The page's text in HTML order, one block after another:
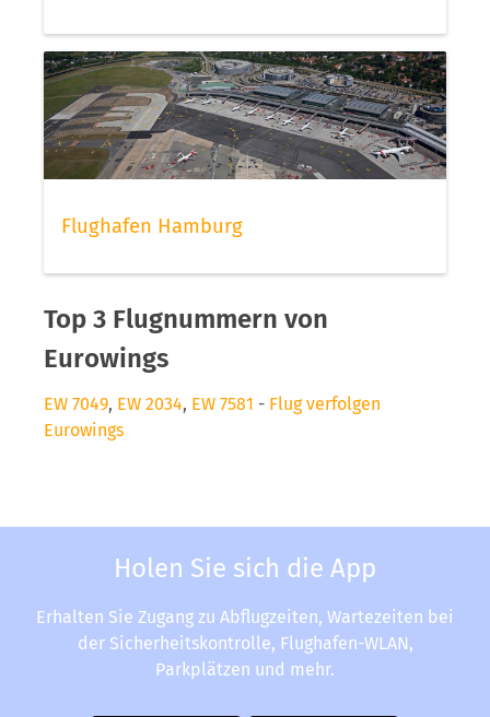
Flughafen Hamburg
Top 3 Flugnummern von
Eurowings
EW 7049, EW 2034, EW 7581 - Flug verfolgen
Eurowings
Holen Sie sich die App
Erhalten Sie Zugang zu Abflugzeiten, Wartezeiten bei
der Sicherheitskontrolle, Flughafen-WLAN,
Parkplätzen und mehr.